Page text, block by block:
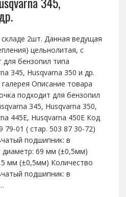
2шт. Данная ведущая
цельнолитая, с
бензопил типа
345, Husqvarna 350 и др.
Описание товара
подходит для бензопил
345, Husqvarna 350,
445E, Husqvarna 450E Код
79-01 ( стар. 503 87 30-72)
подшипник: в
диаметр: 69 мм (±0,5мм)
мм (±0,5мм) Количество
подшипник: в